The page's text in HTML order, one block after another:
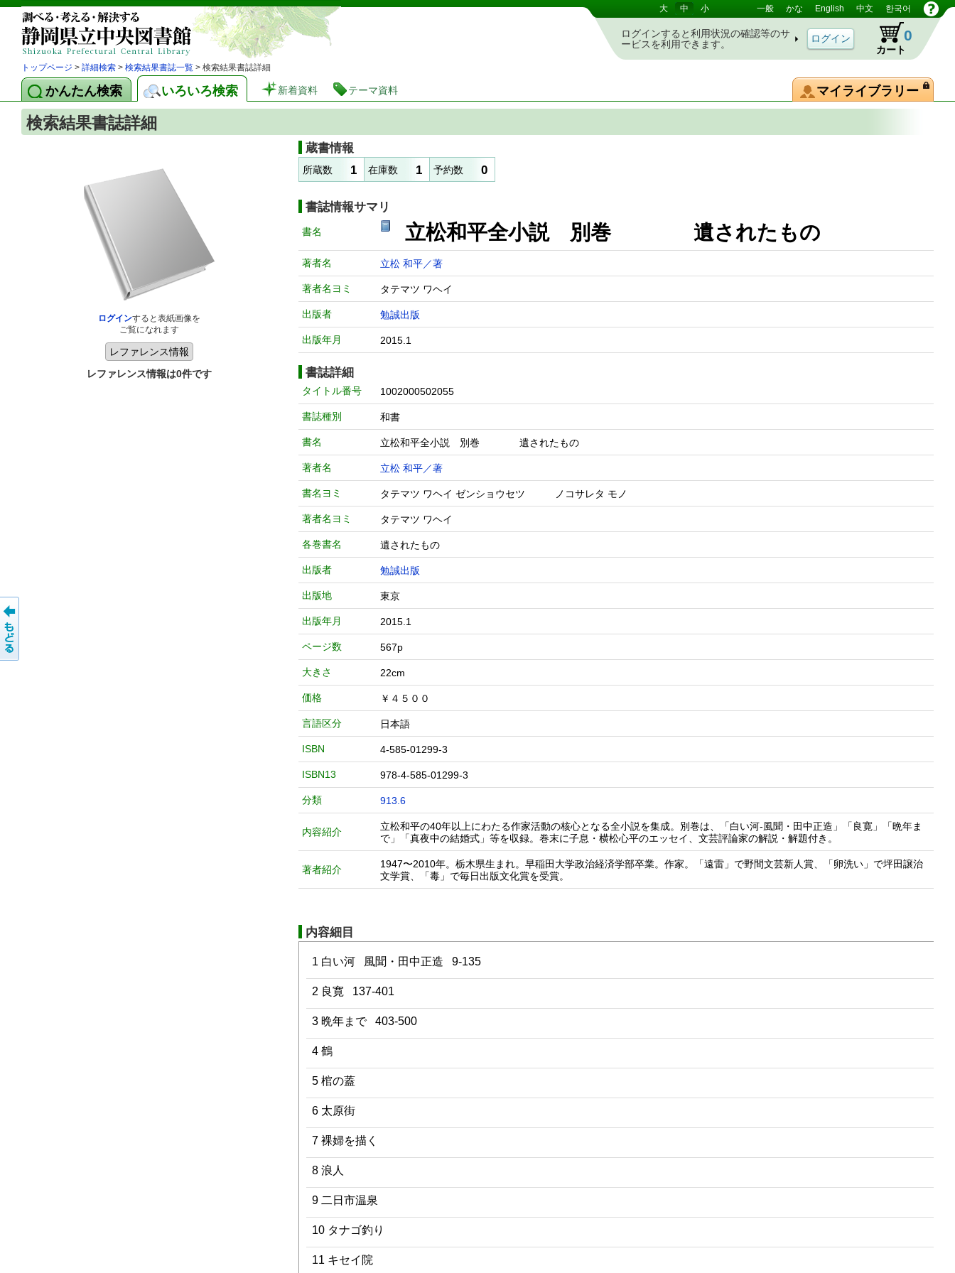
静岡県立図書館 蔵書検索・予約システム 大 中 小 一般 かな English 中文 한국어
ログインすると利用状況の確認等のサ
ービスを利用できます。
カート
0
トップページ > 詳細検索 > 検索結果書誌一覧 > 検索結果書誌詳細
かんたん検索 いろいろ検索 新着資料 テーマ資料 マイライブラリー
検索結果書誌詳細
ログインすると表紙画像を
ご覧になれます
レファレンス情報は0件です
蔵書情報
所蔵数 1 在庫数 1 予約数 0
書誌情報サマリ
書名 立松和平全小説 別巻 遺されたもの
著者名 立松 和平／著
著者名ヨミ タテマツ ワヘイ
出版者 勉誠出版
出版年月 2015.1
書誌詳細
タイトル番号 1002000502055
書誌種別 和書
書名 立松和平全小説 別巻 遺されたもの
著者名 立松 和平／著
書名ヨミ タテマツ ワヘイ ゼンショウセツ ノコサレタ モノ
著者名ヨミ タテマツ ワヘイ
各巻書名 遺されたもの
出版者 勉誠出版
出版地 東京
出版年月 2015.1
ページ数 567p
大きさ 22cm
価格 ￥４５００
言語区分 日本語
ISBN 4-585-01299-3
ISBN13 978-4-585-01299-3
分類 913.6
内容紹介
立松和平の40年以上にわたる作家活動の核心となる全小説を集成。別巻は、「白い河-風聞・田中正造」「良寛」「晩年ま
で」「真夜中の結婚式」等を収録。巻末に子息・横松心平のエッセイ、文芸評論家の解説・解題付き。
著者紹介
1947〜2010年。栃木県生まれ。早稲田大学政治経済学部卒業。作家。「遠雷」で野間文芸新人賞、「卵洗い」で坪田譲治
文学賞、「毒」で毎日出版文化賞を受賞。
内容細目
1 白い河 風聞・田中正造 9-135
2 良寛 137-401
3 晩年まで 403-500
4 鶴
5 棺の蓋
6 太原街
7 裸婦を描く
8 浪人
9 二日市温泉
10 タナゴ釣り
11 キセイ院